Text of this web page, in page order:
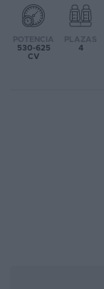
Favoritos
Concesionarios
POTENCIA
530-625
CV
PLAZAS
4